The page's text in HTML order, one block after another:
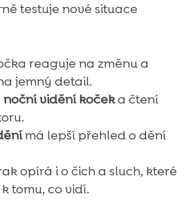
testuje nové situace
reaguje na změnu a
jemný detail.
noční vidění kočeka čtení
má lepší přehled o dění
opírá i o čich a sluch, které
tomu, co vidí.